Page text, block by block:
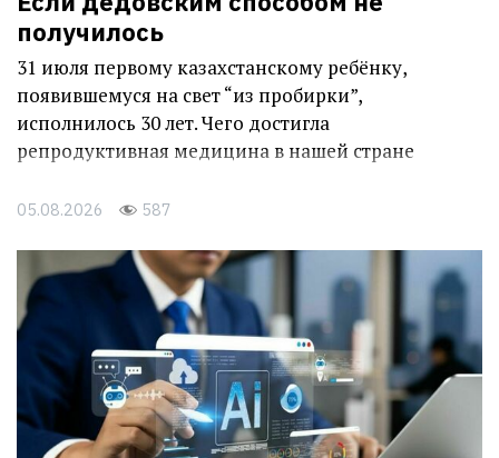
получилось
31 июля первому казахстанскому ребёнку,
появившемуся на свет “из пробирки”,
исполнилось 30 лет. Чего достигла
репродуктивная медицина в нашей стране
05.08.2026 587